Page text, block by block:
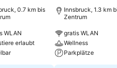
0.7 km bis
WLAN
erlaubt
Innsbruck, 1.3 km
Zentrum
gratis WLAN
Wellness
Parkplätze